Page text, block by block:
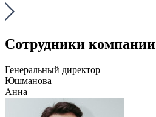
Сотрудники компании
Генеральный директор
Юшманова
Анна